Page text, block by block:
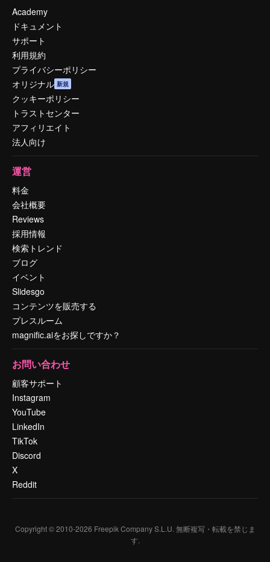
Academy
ドキュメント
サポート
利用規約
プライバシーポリシー
オリジナル 新規
クッキーポリシー
トラストセンター
アフィリエイト
法人向け
運営
料金
会社概要
Reviews
採用情報
検索トレンド
ブログ
イベント
Slidesgo
コンテンツを販売する
プレスルーム
magnific.aiをお探しですか？
お問い合わせ
顧客サポート
Instagram
YouTube
LinkedIn
TikTok
Discord
X
Reddit
Copyright © 2010-2026 Freepik Company S.L.U. 無断複写・転載を禁じま
す.